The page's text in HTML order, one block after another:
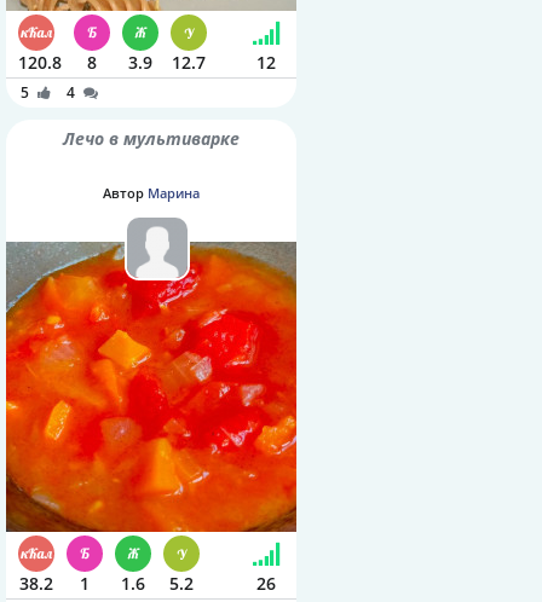
120.8 8 3.9 12.7 12
5 4
Лечо в мультиварке
Автор Марина
38.2 1 1.6 5.2 26